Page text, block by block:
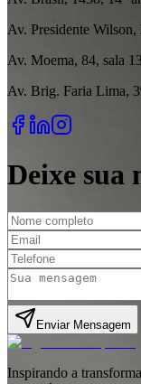
Av. Presidente Wilson,
Av. Moema, 84, sala
Av. Brig. Faria Lima,
Deixe sua
Enviar Mensagem
Inspirando a